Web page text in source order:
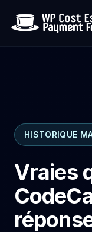
HISTORIQUE
Vraies